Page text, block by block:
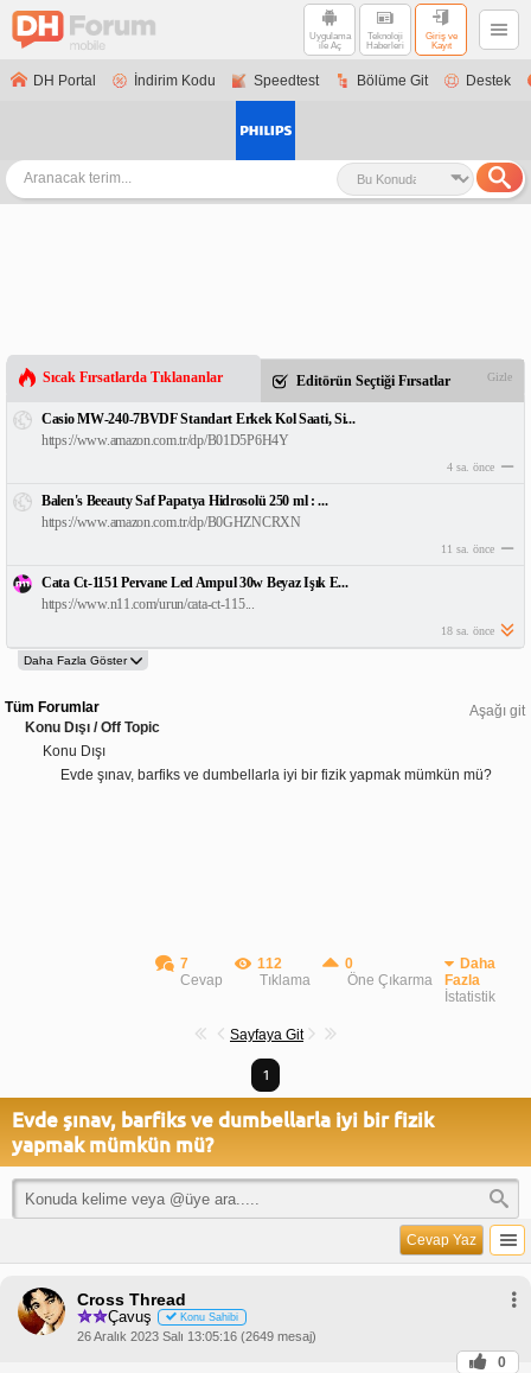
Uygulama
ile Aç
Teknoloji
Haberleri
Giriş ve
Kayıt
DH Portal İndirim Kodu Speedtest Bölüme Git Destek
Sıcak Fırsatlarda Tıklananlar Editörün Seçtiği Fırsatlar Gizle
Casio MW-240-7BVDF Standart Erkek Kol Saati, Si...
https://www.amazon.com.tr/dp/B01D5P6H4Y
4 sa. önce
Balen's Beeauty Saf Papatya Hidrosolü 250 ml : ...
https://www.amazon.com.tr/dp/B0GHZNCRXN
11 sa. önce
Cata Ct-1151 Pervane Led Ampul 30w Beyaz Işık E...
https://www.n11.com/urun/cata-ct-115...
18 sa. önce
Aşağı git
Tüm Forumlar
Konu Dışı / Off Topic
Konu Dışı
Evde şınav, barfiks ve dumbellarla iyi bir fizik yapmak mümkün mü?
7
Cevap
112
Tıklama
0
Öne Çıkarma
Daha
Fazla
İstatistik
Sayfaya Git
1
Evde şınav, barfiks ve dumbellarla iyi bir fizik
yapmak mümkün mü?
Cevap Yaz
Cross Thread
Çavuş Konu Sahibi
26 Aralık 2023 Salı 13:05:16 (2649 mesaj)
0